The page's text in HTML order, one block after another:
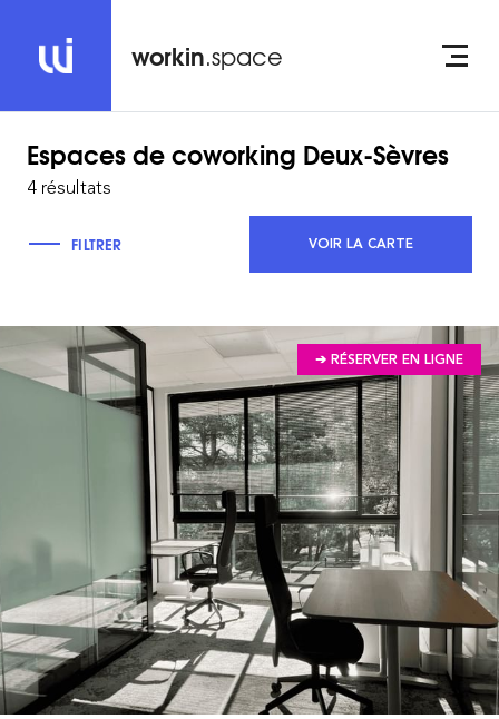
workin.space
Espaces de coworking Deux-Sèvres
4 résultats
FILTRER VOIR LA CARTE
➔ RÉSERVER EN LIGNE